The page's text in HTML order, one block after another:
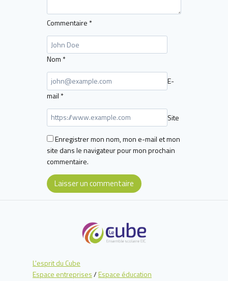
Commentaire *
Nom *
E-
mail *
Site
Enregistrer mon nom, mon e-mail et mon
site dans le navigateur pour mon prochain
commentaire.
L'esprit du Cube
Espace entreprises/Espace éducation